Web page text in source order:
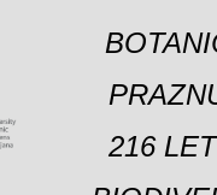
216